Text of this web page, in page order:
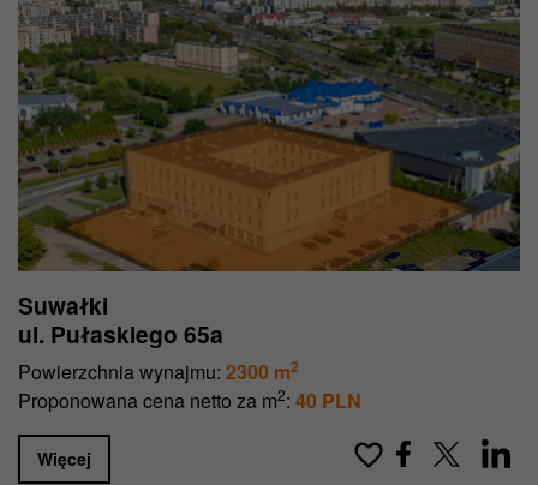
Suwałki
ul. Pułaskiego 65a
Powierzchnia wynajmu: 2300 m2
Proponowana cena netto za m2: 40 PLN
Więcej